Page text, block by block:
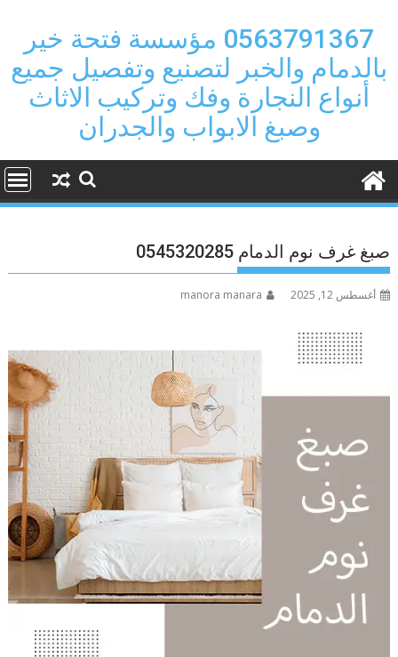
content
0563791367 مؤسسة فتحة خير
بالدمام والخبر لتصنيع وتفصيل جميع
أنواع النجارة وفك وتركيب الاثاث
وصبغ الابواب والجدران
صبغ غرف نوم الدمام 0545320285
أغسطس 12, 2025 manora manara